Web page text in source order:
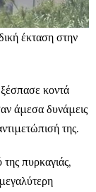
έκταση στην
κοντά
άμεσα δυνάμεις
της.
πυρκαγιάς,